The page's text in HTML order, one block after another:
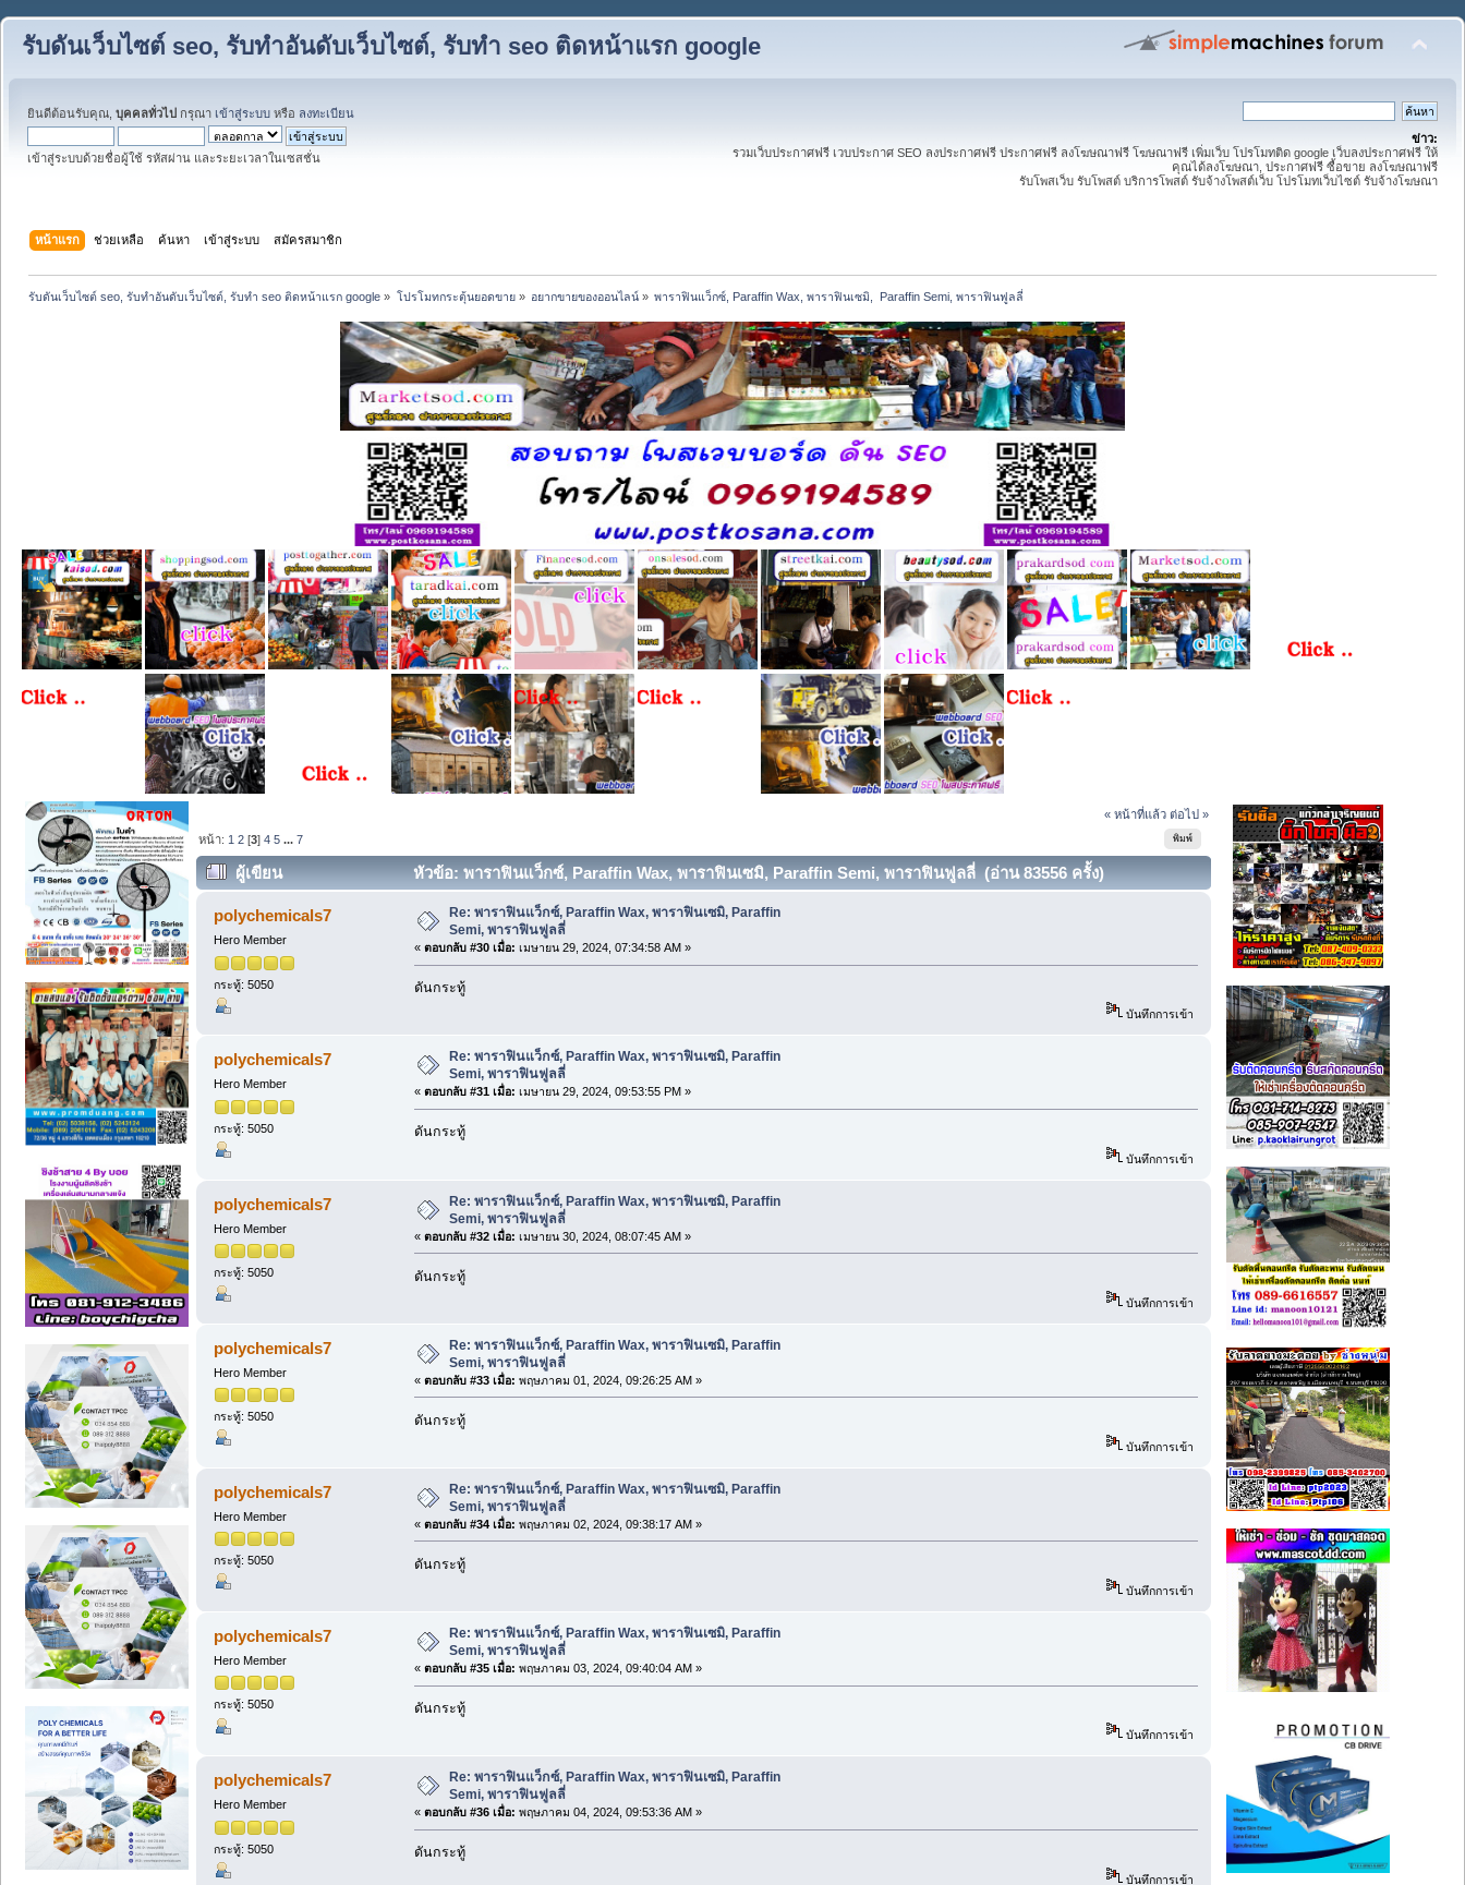
รับดันเว็บไซต์ seo, รับทำอันดับเว็บไซต์, รับทำ seo ติดหน้าแรก google
ยินดีต้อนรับคุณ, บุคคลทั่วไป กรุณา เข้าสู่ระบบ หรือ ลงทะเบียน
เข้าสู่ระบบด้วยชื่อผู้ใช้ รหัสผ่าน และระยะเวลาในเซสชั่น
ข่าว:
รวมเว็บประกาศฟรี เวบประกาศ SEO ลงประกาศฟรี ประกาศฟรี ลงโฆษณาฟรี โฆษณาฟรี เพิ่มเว็บ โปรโมทติด google เว็บลงประกาศฟรี ให้
คุณได้ลงโฆษณา, ประกาศฟรี ซื้อขาย ลงโฆษณาฟรี
รับโพสเว็บ รับโพสต์ บริการโพสต์ รับจ้างโพสต์เว็บ โปรโมทเว็บไซต์ รับจ้างโฆษณา
หน้าแรก ช่วยเหลือ ค้นหา เข้าสู่ระบบ สมัครสมาชิก
รับดันเว็บไซต์ seo, รับทำอันดับเว็บไซต์, รับทำ seo ติดหน้าแรก google » โปรโมทกระตุ้นยอดขาย» อยากขายของออนไลน์» พาราฟินแว็กซ์, Paraffin Wax, พาราฟินเซมิ,  Paraffin Semi, พาราฟินฟูลลี่
« หน้าที่แล้ว ต่อไป »
พิมพ์
หน้า: 1 2 [3]4 5 ...7
ผู้เขียน หัวข้อ: พาราฟินแว็กซ์, Paraffin Wax, พาราฟินเซมิ, Paraffin Semi, พาราฟินฟูลลี่ (อ่าน 83556 ครั้ง)
polychemicals7
Hero Member
กระทู้: 5050
Re: พาราฟินแว็กซ์, Paraffin Wax, พาราฟินเซมิ, Paraffin
Semi, พาราฟินฟูลลี่
« ตอบกลับ #30 เมื่อ: เมษายน 29, 2024, 07:34:58 AM »
ดันกระทู้
บันทึกการเข้า
polychemicals7
Hero Member
กระทู้: 5050
Re: พาราฟินแว็กซ์, Paraffin Wax, พาราฟินเซมิ, Paraffin
Semi, พาราฟินฟูลลี่
« ตอบกลับ #31 เมื่อ: เมษายน 29, 2024, 09:53:55 PM »
ดันกระทู้
บันทึกการเข้า
polychemicals7
Hero Member
กระทู้: 5050
Re: พาราฟินแว็กซ์, Paraffin Wax, พาราฟินเซมิ, Paraffin
Semi, พาราฟินฟูลลี่
« ตอบกลับ #32 เมื่อ: เมษายน 30, 2024, 08:07:45 AM »
ดันกระทู้
บันทึกการเข้า
polychemicals7
Hero Member
กระทู้: 5050
Re: พาราฟินแว็กซ์, Paraffin Wax, พาราฟินเซมิ, Paraffin
Semi, พาราฟินฟูลลี่
« ตอบกลับ #33 เมื่อ: พฤษภาคม 01, 2024, 09:26:25 AM »
ดันกระทู้
บันทึกการเข้า
polychemicals7
Hero Member
กระทู้: 5050
Re: พาราฟินแว็กซ์, Paraffin Wax, พาราฟินเซมิ, Paraffin
Semi, พาราฟินฟูลลี่
« ตอบกลับ #34 เมื่อ: พฤษภาคม 02, 2024, 09:38:17 AM »
ดันกระทู้
บันทึกการเข้า
polychemicals7
Hero Member
กระทู้: 5050
Re: พาราฟินแว็กซ์, Paraffin Wax, พาราฟินเซมิ, Paraffin
Semi, พาราฟินฟูลลี่
« ตอบกลับ #35 เมื่อ: พฤษภาคม 03, 2024, 09:40:04 AM »
ดันกระทู้
บันทึกการเข้า
polychemicals7
Hero Member
กระทู้: 5050
Re: พาราฟินแว็กซ์, Paraffin Wax, พาราฟินเซมิ, Paraffin
Semi, พาราฟินฟูลลี่
« ตอบกลับ #36 เมื่อ: พฤษภาคม 04, 2024, 09:53:36 AM »
ดันกระทู้
บันทึกการเข้า